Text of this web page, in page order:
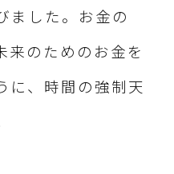
ました。お金の
来のためのお金を
に、時間の強制天